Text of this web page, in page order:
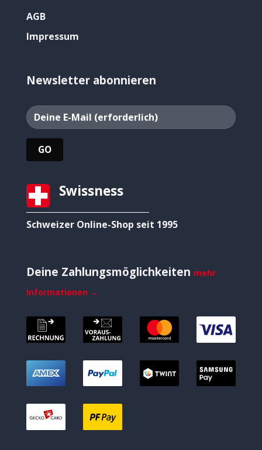
AGB
Impressum
Newsletter abonnieren
Swissness
Schweizer Online-Shop seit 1995
Deine Zahlungsmöglichkeiten mehr
Informationen →